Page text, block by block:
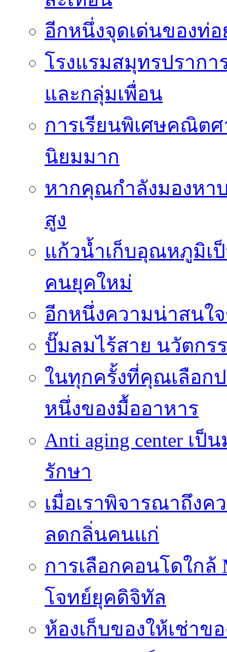
อีกหนึ่งจุดเด่นของท่
โรงแรมสมุทรปราก
และกลุ่มเพื่อน
การเรียนพิเศษคณิต
นิยมมาก
หากคุณกำลังมองหา
สูง
แก้วน้ำเก็บอุณหภูมิเ
คนยุคใหม่
อีกหนึ่งความน่าสนใ
ปั๊มลมไร้สาย นวัตก
ในทุกครั้งที่คุณเลือก
หนึ่งของมื้ออาหาร
Anti aging center เ
รักษา
เมื่อเราพิจารณาถึง
ลดกลิ่นคนแก่
การเลือกคอนโดใก
โจทย์ยุคดิจิทัล
ห้องเก็บของให้เช่าข